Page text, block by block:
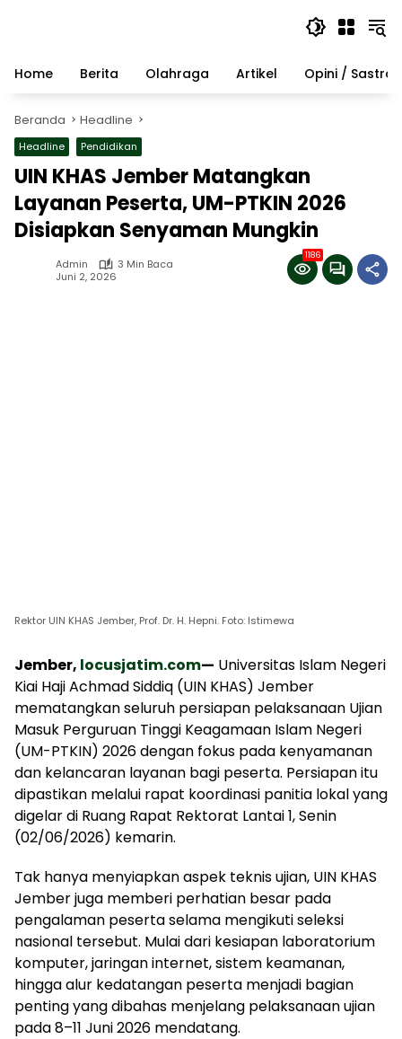
Home
Berita Olahraga Artikel Opini / Sastra
Beranda Headline
Headline Pendidikan
UIN KHAS Jember Matangkan
Layanan Peserta, UM-PTKIN 2026
Disiapkan Senyaman Mungkin
Admin
3 Min Baca
Juni 2, 2026
1186
Rektor UIN KHAS Jember, Prof. Dr. H. Hepni. Foto: Istimewa
Jember, locusjatim.com— Universitas Islam Negeri
Kiai Haji Achmad Siddiq (UIN KHAS) Jember
mematangkan seluruh persiapan pelaksanaan Ujian
Masuk Perguruan Tinggi Keagamaan Islam Negeri
(UM-PTKIN) 2026 dengan fokus pada kenyamanan
dan kelancaran layanan bagi peserta. Persiapan itu
dipastikan melalui rapat koordinasi panitia lokal yang
digelar di Ruang Rapat Rektorat Lantai 1, Senin
(02/06/2026) kemarin.
Tak hanya menyiapkan aspek teknis ujian, UIN KHAS
Jember juga memberi perhatian besar pada
pengalaman peserta selama mengikuti seleksi
nasional tersebut. Mulai dari kesiapan laboratorium
komputer, jaringan internet, sistem keamanan,
hingga alur kedatangan peserta menjadi bagian
penting yang dibahas menjelang pelaksanaan ujian
pada 8–11 Juni 2026 mendatang.